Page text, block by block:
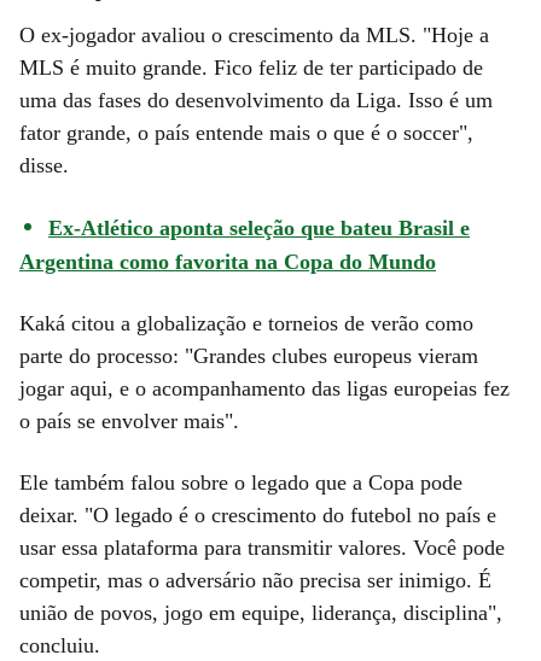
O ex-jogador avaliou o crescimento da MLS. "Hoje a
MLS é muito grande. Fico feliz de ter participado de
uma das fases do desenvolvimento da Liga. Isso é um
fator grande, o país entende mais o que é o soccer",
disse.
Ex-Atlético aponta seleção que bateu Brasil e
Argentina como favorita na Copa do Mundo
Kaká citou a globalização e torneios de verão como
parte do processo: "Grandes clubes europeus vieram
jogar aqui, e o acompanhamento das ligas europeias fez
o país se envolver mais".
Ele também falou sobre o legado que a Copa pode
deixar. "O legado é o crescimento do futebol no país e
usar essa plataforma para transmitir valores. Você pode
competir, mas o adversário não precisa ser inimigo. É
união de povos, jogo em equipe, liderança, disciplina",
concluiu.